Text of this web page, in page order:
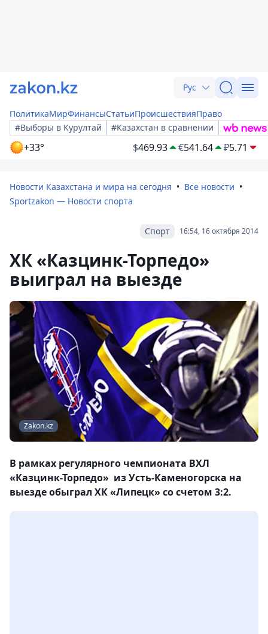
Рус
ПолитикаМирФинансыСтатьиПроисшествияПраво
#Выборы в Курултай
#Казахстан в сравнении
+33° $469.93 €541.64 ₽5.71
Новости Казахстана и мира на сегодня
Все новости
Sportzakon — Новости спорта
16:54, 16 октября 2014
Спорт
ХК «Казцинк-Торпедо»
выиграл на выезде
Zakon.kz
В рамках регулярного чемпионата ВХЛ
«Казцинк-Торпедо» из Усть-Каменогорска на
выезде обыграл ХК «Липецк» со счетом 3:2.